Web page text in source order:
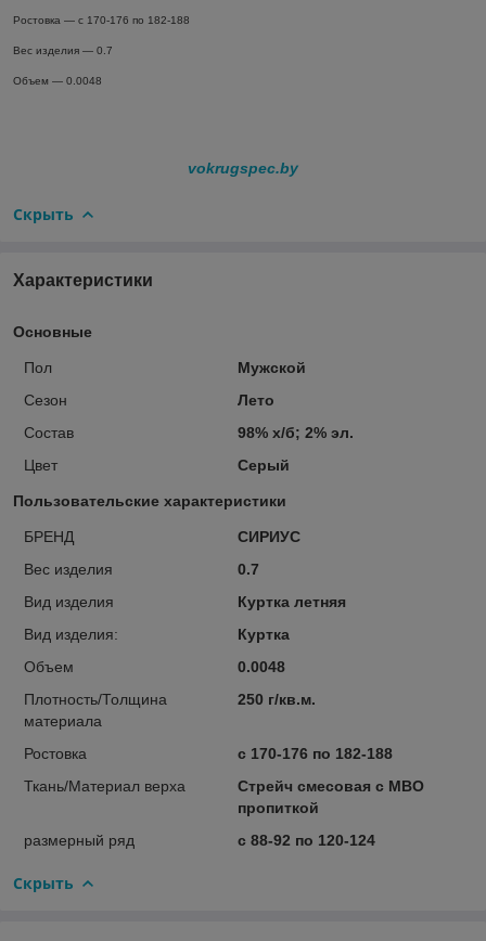
Ростовка — с 170-176 по 182-188
Вес изделия — 0.7
Объем — 0.0048
vokrugspec.by
Скрыть
Характеристики
Основные
Пол
Мужской
Сезон
Лето
Состав
98% х/б; 2% эл.
Цвет
Серый
Пользовательские характеристики
БРЕНД
СИРИУС
Вес изделия
0.7
Вид изделия
Куртка летняя
Вид изделия:
Куртка
Объем
0.0048
Плотность/Толщина
материала
250 г/кв.м.
Ростовка
с 170-176 по 182-188
Ткань/Материал верха
Стрейч смесовая с МВО
пропиткой
размерный ряд
с 88-92 по 120-124
Скрыть